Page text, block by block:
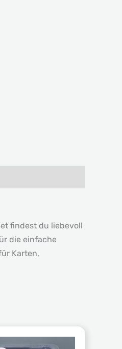
findest du liebevoll
die einfache
Karten,